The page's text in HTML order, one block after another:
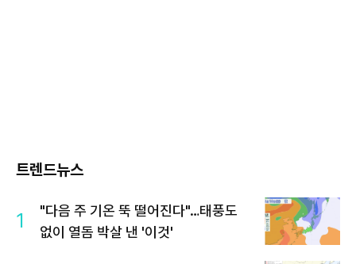
트렌드뉴스
1
"다음 주 기온 뚝 떨어진다"…태풍도
없이 열돔 박살 낸 '이것'